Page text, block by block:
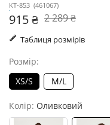
KT-853 (461067)
915 ₴ 2 289 ₴
Таблиця розмірів
Розмір:
XS/S
M/L
Колір: Оливковий